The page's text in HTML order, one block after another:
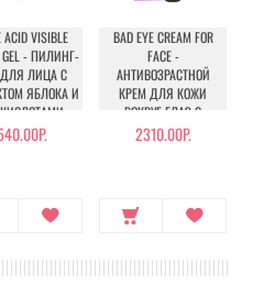
ACID VISIBLE
GEL - ПИЛИНГ-
ЛИЦА С
ЯБЛОКА И
КИСЛОТАМИ
BAD EYE CREAM FOR
FACE -
АНТИВОЗРАСТНОЙ
КРЕМ ДЛЯ КОЖИ
ВОКРУГ ГЛАЗ С
ЭКСТРАКТОМ ЧЁРТОВА
2310.00Р.